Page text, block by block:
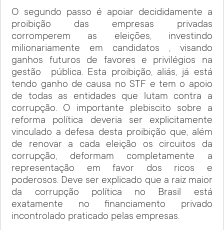
O segundo passo é apoiar decididamente a
proibição das empresas privadas
corromperem as eleições, investindo
milionariamente em candidatos , visando
ganhos futuros de favores e privilégios na
gestão pública. Esta proibição, aliás, já está
tendo ganho de causa no STF e tem o apoio
de todas as entidades que lutam contra a
corrupção. O importante plebiscito sobre a
reforma política deveria ser explicitamente
vinculado a defesa desta proibição que, além
de renovar a cada eleição os circuitos da
corrupção, deformam completamente a
representação em favor dos ricos e
poderosos. Deve ser explicado que a raiz maior
da corrupção política no Brasil está
exatamente no financiamento privado
incontrolado praticado pelas empresas.